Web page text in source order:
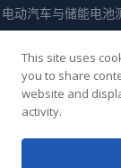
电动汽车与储能电池
电池模块（60 伏-
电池组（500伏-
This site uses
you to share
website and
activity.